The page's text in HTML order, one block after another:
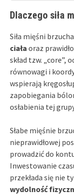
Dlaczego siła
Siła mięśni
ciała oraz
skład tzw.
równowagi i
wspierają
zapobiegania
osłabienia tej
Słabe mięśnie
nieprawidłowej
prowadzić do
Inwestowanie
przekłada się nie
wydolność